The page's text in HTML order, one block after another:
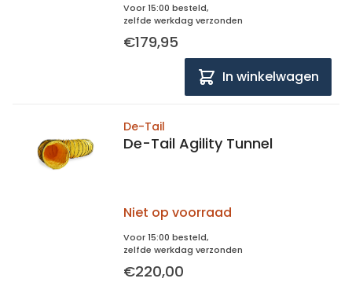
Voor 15:00 besteld,
zelfde werkdag verzonden
€179,95
In winkelwagen
De-Tail
De-Tail Agility Tunnel
Niet op voorraad
Voor 15:00 besteld,
zelfde werkdag verzonden
€220,00